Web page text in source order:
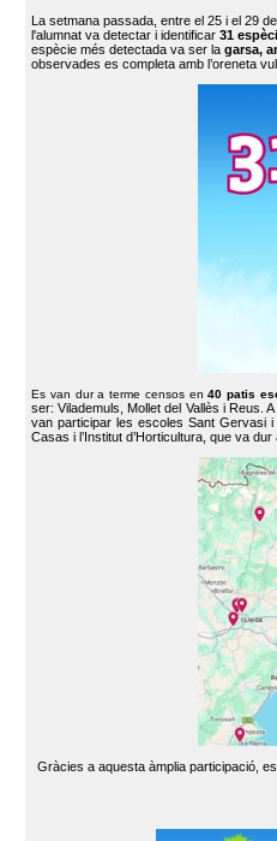
La setmana passada, entre el 25 i el 29
l'alumnat va detectar i identificar 31
espècie més detectada va ser la garsa,
observades es completa amb l’oreneta
Es van dur a terme censos en40 patis
ser: Vilademuls, Mollet del Vallès i Reus.
van participar les escoles Sant Gervasi
Casas i l’Institut d’Horticultura, que va
Gràcies a aquesta àmplia participació,